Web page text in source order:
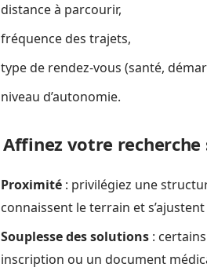
distance à parcourir,
fréquence des trajets,
type de rendez-vous (santé,
niveau d’autonomie.
Affinez votre
Proximité : privilégiez une
connaissent le terrain et
Souplesse des solutions :
inscription ou un document